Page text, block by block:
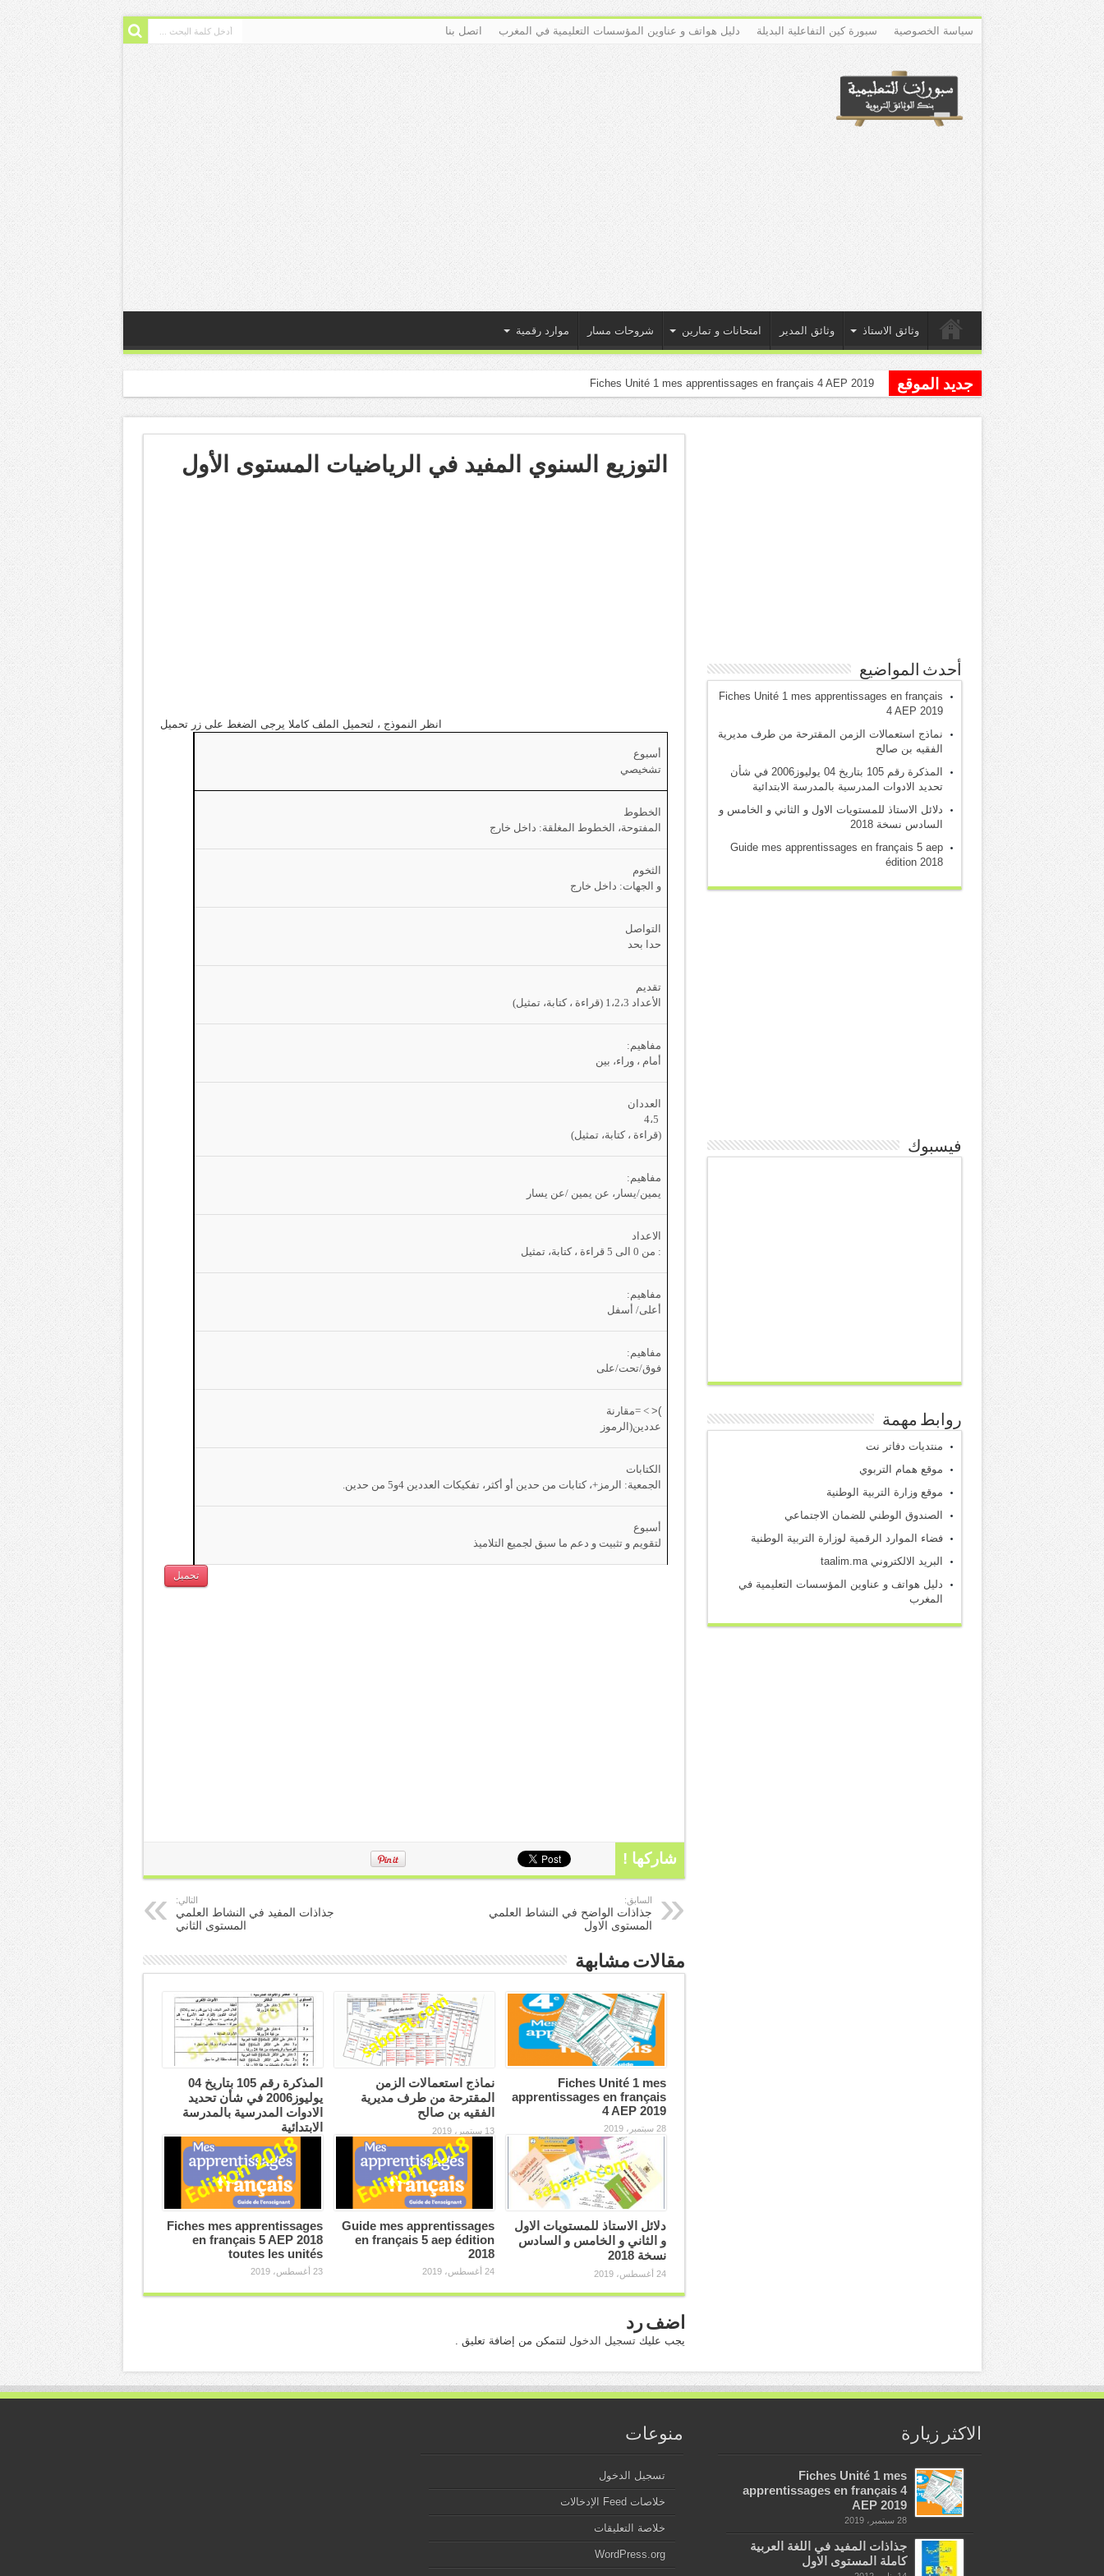
سياسة الخصوصية سبورة كين التفاعلية البديلة دليل هواتف و عناوين المؤسسات التعليمية في المغرب اتصل بنا
وثائق الاستاذ وثائق المدير امتحانات و تمارين شروحات مسار موارد رقمية
جديد الموقع نماذج استعمالات الزم
التوزيع السنوي المفيد في الرياضيات المستوى الأول
انظر النموذج ، لتحميل الملف كاملا يرجى الضغط على زر تحميل
أسبوع
تشخيصي
الخطوط
المفتوحة، الخطوط المغلقة: داخل خارج
الثخوم
و الجهات: داخل خارج
التواصل
حدا بحد
تقديم
الأعداد 1،2،3 (قراءة ، كتابة، تمثيل)
مفاهيم:
أمام ، وراء، بين
العددان
4،5
(قراءة ، كتابة، تمثيل)
مفاهيم:
يمين/يسار، عن يمين /عن يسار
الاعداد
: من 0 الى 5 قراءة ، كتابة، تمثيل
مفاهيم:
أعلى/ أسفل
مفاهيم:
فوق/تحت/على
)
<
>
=مقارنة
عددين(الرموز
الكتابات
الجمعية: الرمز+، كتابات من حدين أو أكثر، تفكيكات العددين 4و5 من حدين.
أسبوع
لتقويم و تثبيت و دعم ما سبق لجميع التلاميذ
تحميل
شاركها !
السابق:
جذاذات الواضح في النشاط العلمي
المستوى الاول
التالي:
جذاذات المفيد في النشاط العلمي
المستوى الثاني
مقالات مشابهة
Fiches Unité 1 mes
apprentissages en français
4 AEP 2019
28 سبتمبر، 2019
نماذج استعمالات الزمن
المقترحة من طرف مديرية
الفقيه بن صالح
13 سبتمبر، 2019
المذكرة رقم 105 بتاريخ 04
يوليوز2006 في شأن تحديد
الادوات المدرسية بالمدرسة
الابتدائية
دلائل الاستاذ للمستويات الاول
و الثاني و الخامس و السادس
نسخة 2018
24 أغسطس، 2019
Guide mes apprentissages
en français 5 aep édition
2018
24 أغسطس، 2019
Fiches mes apprentissages
en français 5 AEP 2018
toutes les unités
23 أغسطس، 2019
اضف رد
يجب عليكتسجيل الدخول لتتمكن من إضافة تعليق .
أحدث المواضيع
Fiches Unité 1 mes apprentissages en français
4 AEP 2019
نماذج استعمالات الزمن المقترحة من طرف مديرية
الفقيه بن صالح
المذكرة رقم 105 بتاريخ 04 يوليوز2006 في شأن
تحديد الادوات المدرسية بالمدرسة الابتدائية
دلائل الاستاذ للمستويات الاول و الثاني و الخامس و
السادس نسخة 2018
Guide mes apprentissages en français 5 aep
édition 2018
فيسبوك
روابط مهمة
منتديات دفاتر نت
موقع همام التربوي
موقع وزارة التربية الوطنية
الصندوق الوطني للضمان الاجتماعي
فضاء الموارد الرقمية لوزارة التربية الوطنية
البريد الالكتروني taalim.ma
دليل هواتف و عناوين المؤسسات التعليمية في
المغرب
الاكثر زيارة
Fiches Unité 1 mes
apprentissages en français 4
AEP 2019
28 سبتمبر، 2019
جذاذات المفيد في اللغة العربية
كاملة المستوى الاول
منوعات
تسجيل الدخول
خلاصات Feed الإدخالات
خلاصة التعليقات
WordPress.org